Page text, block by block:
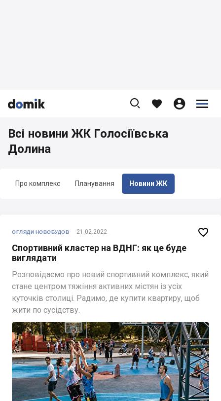


    


Про комплекс Планування Новини ЖК
Всі новини ЖК Голосіївська
Долина
ОГЛЯДИ НОВОБУДОВ 21.02.2022
Спортивний кластер на ВДНГ: як це буде
виглядати
Розповідаємо про новий спортивний комплекс, який
стане центром тяжіння активних містян із усіх
куточків столиці. Радимо, де купити квартиру, щоб
жити по сусідству.
